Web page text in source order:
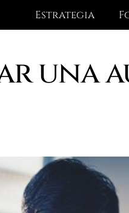
Estrategia
una